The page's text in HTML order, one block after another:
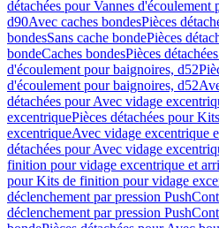
détachées pour Vannes d'écoulement
d90Avec caches bondesPièces
bondesSans cache bondePièces
bondeCaches bondesPièces
d'écoulement pour baignoires, d52
d'écoulement pour baignoires, d52
détachées pour Avec vidage
excentriquePièces détachées pour
excentriqueAvec vidage excentrique
détachées pour Avec vidage
finition pour vidage excentrique et
pour Kits de finition pour vidage
déclenchement par pression
déclenchement par pression